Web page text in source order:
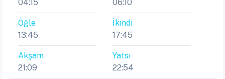
04:15
06:10
Öğle
13:45
İkindi
17:45
Akşam
21:09
Yatsı
22:54